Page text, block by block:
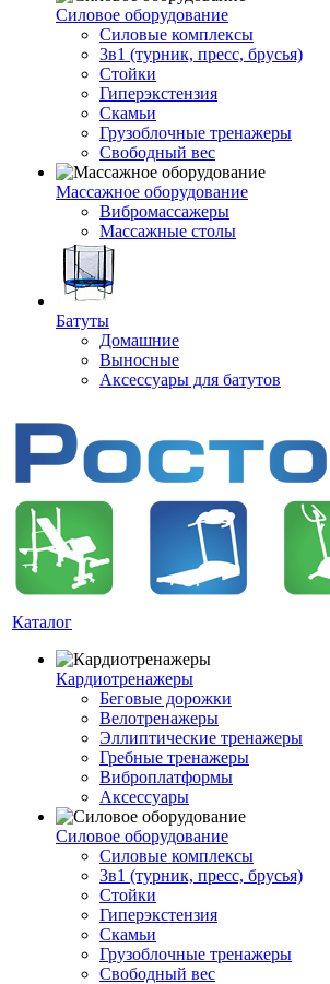
Силовое оборудование
Силовые комплексы
3в1 (турник, пресс, брусья)
Стойки
Гиперэкстензия
Скамьи
Грузоблочные тренажеры
Свободный вес
Массажное оборудование
Вибромассажеры
Массажные столы
Батуты
Домашние
Выносные
Аксессуары для батутов
Каталог
Кардиотренажеры
Беговые дорожки
Велотренажеры
Эллиптические тренажеры
Гребные тренажеры
Виброплатформы
Аксессуары
Силовое оборудование
Силовые комплексы
3в1 (турник, пресс, брусья)
Стойки
Гиперэкстензия
Скамьи
Грузоблочные тренажеры
Свободный вес